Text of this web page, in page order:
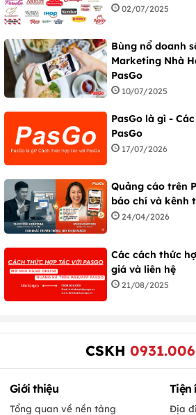
02/07/2025
Bùng nổ doanh
Marketing Nhà
PasGo
10/07/2025
PasGo là gì -
PasGo
17/07/2026
Quảng cáo trên
báo chí và kênh
24/04/2026
Các cách thức
giá và liên hệ
21/08/2025
CSKH
Giới thiệu
Tổng quan về nền tảng
Tiện
Địa